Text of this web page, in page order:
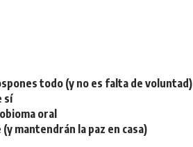
todo (y no es falta de voluntad)
sí
oral
mantendrán la paz en casa)